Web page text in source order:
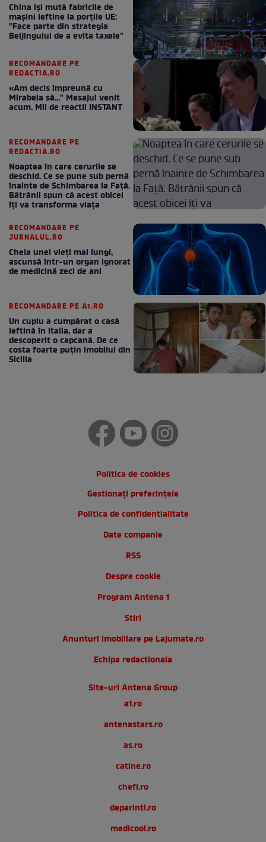
China își mută fabricile de
mașini ieftine la porțile UE:
"Face parte din strategia
Beijingului de a evita taxele"
RECOMANDARE PE
REDACTIA.RO
«Am decis împreună cu
Mirabela să..." Mesajul venit
acum. Mii de reactii INSTANT
RECOMANDARE PE
REDACTIA.RO
Noaptea în care cerurile se
deschid. Ce se pune sub pernă
înainte de Schimbarea la Față.
Bătrânii spun că acest obicei
îți va transforma viața
RECOMANDARE PE
JURNALUL.RO
Cheia unei vieți mai lungi,
ascunsă într-un organ ignorat
de medicină zeci de ani
RECOMANDARE PE A1.RO
Un cuplu a cumpărat o casă
ieftină în Italia, dar a
descoperit o capcană. De ce
costa foarte puțin imobilul din
Sicilia
Politica de cookies
Gestionați preferințele
Politica de confidentialitate
Date companie
RSS
Despre cookie
Program Antena 1
Stiri
Anunturi imobiliare pe Lajumate.ro
Echipa redactionala
Site-uri Antena Group
a1.ro
antenastars.ro
as.ro
catine.ro
chefi.ro
deparinti.ro
medicool.ro